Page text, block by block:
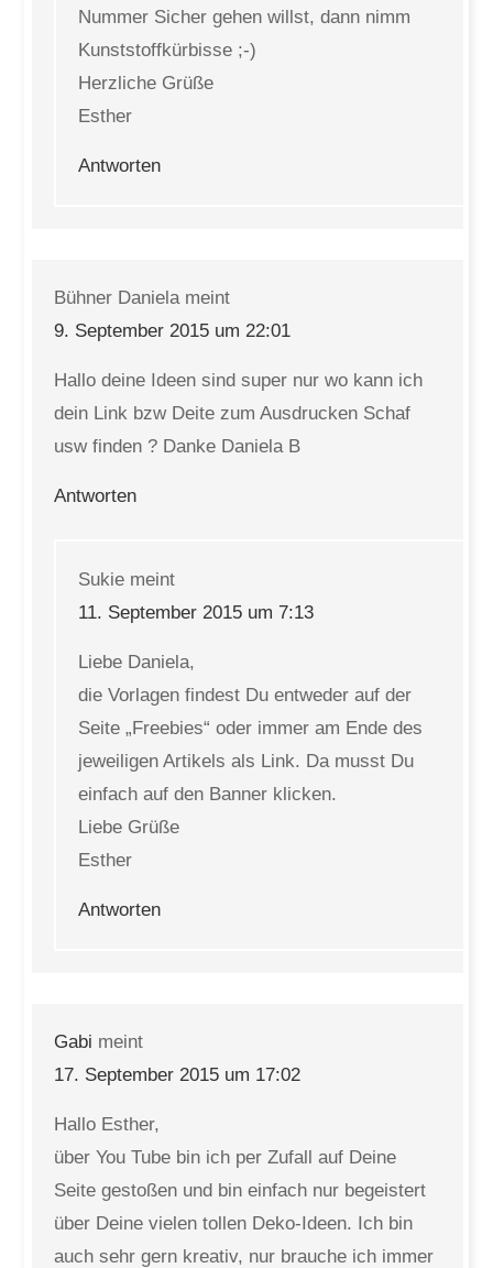
Nummer Sicher gehen willst, dann nimm
Kunststoffkürbisse ;-)
Herzliche Grüße
Esther
Antworten
Bühner Daniela meint
9. September 2015 um 22:01
Hallo deine Ideen sind super nur wo kann ich
dein Link bzw Deite zum Ausdrucken Schaf
usw finden ? Danke Daniela B
Antworten
Sukie meint
11. September 2015 um 7:13
Liebe Daniela,
die Vorlagen findest Du entweder auf der
Seite „Freebies“ oder immer am Ende des
jeweiligen Artikels als Link. Da musst Du
einfach auf den Banner klicken.
Liebe Grüße
Esther
Antworten
Gabi meint
17. September 2015 um 17:02
Hallo Esther,
über You Tube bin ich per Zufall auf Deine
Seite gestoßen und bin einfach nur begeistert
über Deine vielen tollen Deko-Ideen. Ich bin
auch sehr gern kreativ, nur brauche ich immer